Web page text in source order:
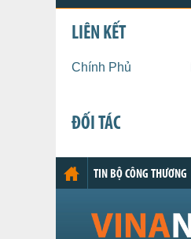
LIÊN KẾT
Chính Phủ
ĐỐI TÁC
TIN BỘ CÔNG THƯƠNG